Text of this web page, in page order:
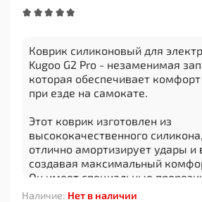
Наличие: Нет в наличии
Коврик силиконовый для
Kugoo G2 Pro - незаменимая
которая обеспечивает комфорт
при езде на самокате.
Этот коврик изготовлен из
высококачественного
отлично амортизирует удары и
создавая максимальный
Он имеет специальные
которые обеспечивают